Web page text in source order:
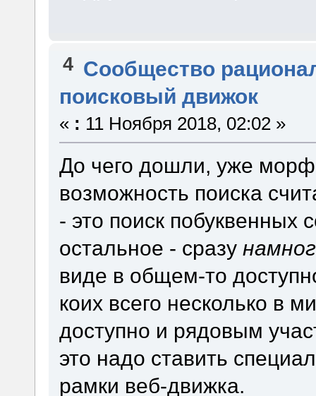
4 Сообщество
поисковый движок
« : 11 Ноября 2018, 02:02 »
До чего дошли, уже
возможность поиска
- это поиск побуквенных
остальное - сразу
виде в общем-то
коих всего несколько в
доступно и рядовым
это надо ставить
рамки веб-движка.